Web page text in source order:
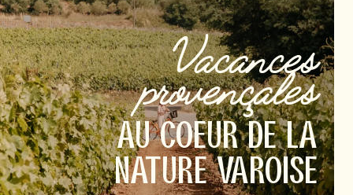
Vacances
provençales
AU COEUR DE LA
NATURE VAROISE